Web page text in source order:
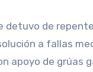
detuvo de
a fallas
apoyo de grúas